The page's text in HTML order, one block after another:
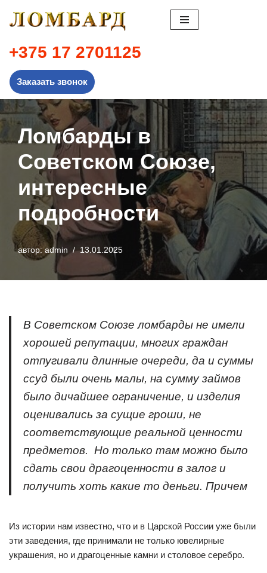
к
содержимому
+375 17 2701125
Заказать звонок
Ломбарды в
Советском Союзе,
интересные
подробности
автор:admin 13.01.2025
В Советском Союзе ломбарды не имели
хорошей репутации, многих граждан
отпугивали длинные очереди, да и суммы
ссуд были очень малы, на сумму займов
было дичайшее ограничение, и изделия
оценивались за сущие гроши, не
соответствующие реальной ценности
предметов. Но только там можно было
сдать свои драгоценности в залог и
получить хоть какие то деньги. Причем
Из истории нам известно, что и в Царской России уже были
эти заведения, где принимали не только ювелирные
украшения, но и драгоценные камни и столовое серебро.